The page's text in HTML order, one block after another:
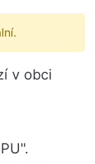
v obci